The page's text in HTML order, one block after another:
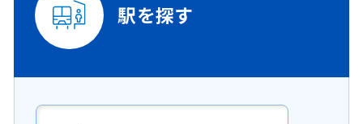
駅を探す